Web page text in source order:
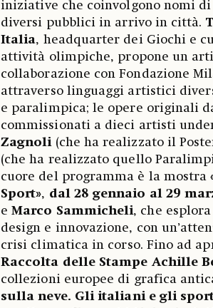
iniziative che coinvolgono nomi
diversi pubblici in arrivo in città.
Italia, headquarter dei Giochi e
attività olimpiche, propone un
collaborazione con Fondazione
attraverso linguaggi artistici
e paralimpica; le opere originali
commissionati a dieci artisti
Zagnoli(che ha realizzato il
(che ha realizzato quello
cuore del programma è la mostra
Sport», dal 28 gennaio al 29
eMarco Sammicheli, che
design e innovazione, con
crisi climatica in corso. Fino ad
Raccolta delle Stampe Achille
collezioni europee di grafica
sulla neve. Gli italiani e gli